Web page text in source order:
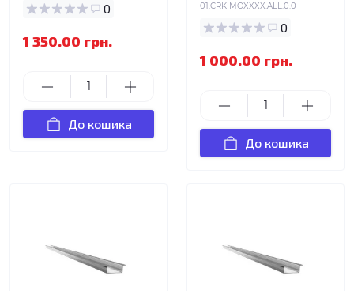
0
1 350.00 грн.
До кошика
01.CRKIMOXXXX.ALL.0.0
0
1 000.00 грн.
До кошика